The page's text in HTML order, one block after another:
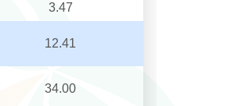
3.47
12.41
34.00